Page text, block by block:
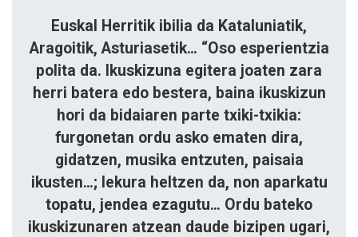
Euskal Herritik ibilia da Kataluniatik,
Aragoitik, Asturiasetik… “Oso esperientzia
polita da. Ikuskizuna egitera joaten zara
herri batera edo bestera, baina ikuskizun
hori da bidaiaren parte txiki-txikia:
furgonetan ordu asko ematen dira,
gidatzen, musika entzuten, paisaia
ikusten…; lekura heltzen da, non aparkatu
topatu, jendea ezagutu… Ordu bateko
ikuskizunaren atzean daude bizipen ugari,